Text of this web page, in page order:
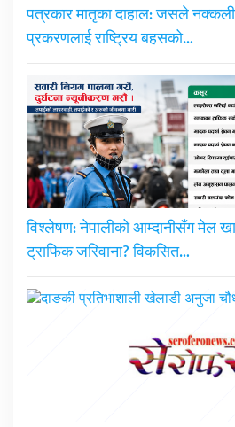
पत्रकार मातृका दाहाल: जसले नक्कली
प्रकरणलाई राष्ट्रिय बहसको…
विश्लेषण: नेपालीको आम्दानीसँग मेल
ट्राफिक जरिवाना? विकसित…